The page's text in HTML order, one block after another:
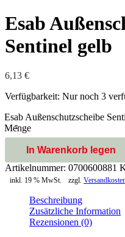
Esab
Sentinel gelb
6,13 €
Verfügbarkeit: Nur noch 3
-
Esab Außenschutzscheibe
Menge
In Warenkorb legen
Artikelnummer: 0700600881
inkl. 19 % MwSt. zzgl.
Beschreibung
Zusätzliche Information
Rezensionen (0)